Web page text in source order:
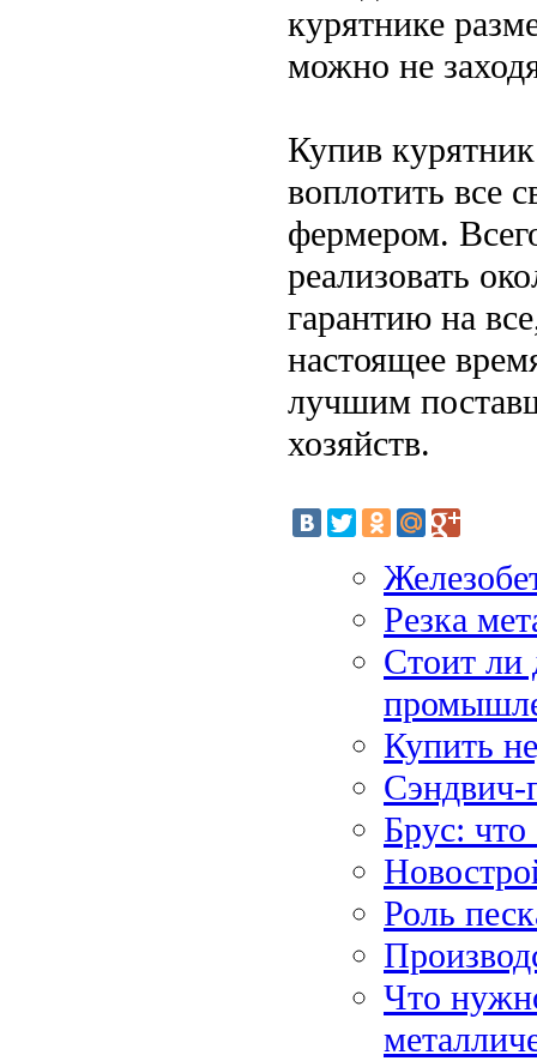
курятнике
можно не
Купив
воплотить все
фермером.
реализовать
гарантию на
настоящее
лучшим
хозяйств.
Резка
Стоит ли
Купить
Сэндвич-
Брус: что
Роль
Что